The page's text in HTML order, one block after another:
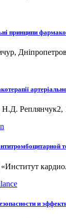
принципи
Реплянчук2,
и